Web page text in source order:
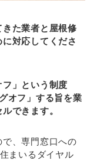
た業者と屋根修
対応してくださ
」という制度
オフ」する旨を業
できます。
で、専門窓口への
まいるダイヤル